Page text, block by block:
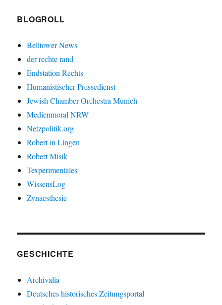
BLOGROLL
Belltower News
der rechte rand
Endstation Rechts
Humanistischer Pressedienst
Jewish Chamber Orchestra Munich
Medienmoral NRW
Netzpolitik.org
Robert in Lingen
Robert Misik
Texperimentales
WissensLog
Zynaesthesie
GESCHICHTE
Archivalia
Deutsches historisches Zeitungsportal